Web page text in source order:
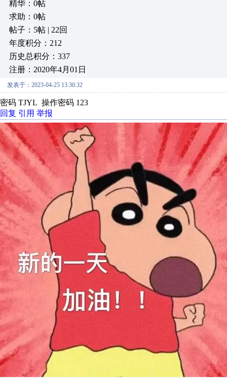
精华：0帖
求助：0帖
帖子：5帖 | 22回
年度积分：212
历史总积分：337
注册：2020年4月01日
发表于：2023-04-25 13:30:32
密码 TJYL 操作密码 123
回复 引用 举报